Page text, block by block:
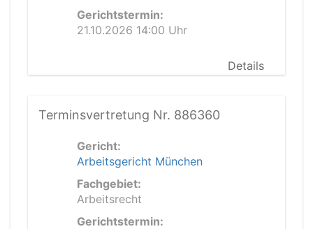
Gerichtstermin:
21.10.2026 14:00 Uhr
Details
Terminsvertretung Nr. 886360
Gericht:
Arbeitsgericht München
Fachgebiet:
Arbeitsrecht
Gerichtstermin: